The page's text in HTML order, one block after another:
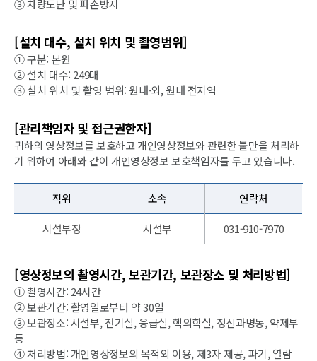
③ 차량도난 및 파손방지
[설치 대수, 설치 위치 및 촬영범위]
① 구분: 본원
② 설치 대수: 249대
③ 설치 위치 및 촬영 범위: 원내·외, 원내 전지역
[관리책임자 및 접근권한자]
귀하의 영상정보를 보호하고 개인영상정보와 관련한 불만을 처리하
기 위하여 아래와 같이 개인영상정보 보호책임자를 두고 있습니다.
직위 소속 연락처
시설부장 시설부 031-910-7970
[영상정보의 촬영시간, 보관기간, 보관장소 및 처리방법]
① 촬영시간: 24시간
② 보관기간: 촬영일로부터 약 30일
③ 보관장소: 시설부, 전기실, 응급실, 핵의학실, 정신과병동, 약제부
등
④ 처리방법: 개인영상정보의 목적외 이용, 제3자 제공, 파기, 열람